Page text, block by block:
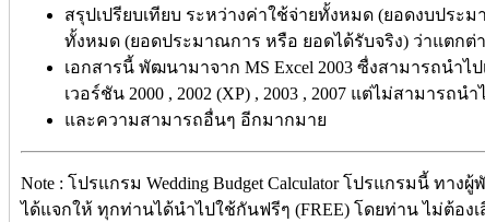
สรุปเปรียบเทียบ ระหว่างค่าใช้จ่ายทั้งหมด (ยอดงบประ
ทั้งหมด (ยอดประมาณการ หรือ ยอดได้รับจริง) ว่าแตกต่
เอกสารนี้ พัฒนามาจาก MS Excel 2003 ซื่งสามารถนำไ
เวอร์ชัน 2000 , 2002 (XP) , 2003 , 2007 แต่ไม่สามารถน
และความสามารถอื่นๆ อีกมากมาย
Note : โปรแกรม Wedding Budget Calculator โปรแกรมนี้ ทาง
ได้แจกให้ ทุกท่านได้นำไปใช้กันฟรีๆ (FREE) โดยท่าน ไม่ต้อง